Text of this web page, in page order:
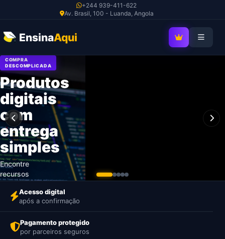
+244 939-411-622
Av. Brasil, 100 - Luanda, Angola
EnsinaAqui SEJA MEMBRO
o
conteúdo
COMPRA
DESCOMPLICADA
Produtos
digitais
com
entrega
simples
Encontre
recursos
profissionais,
pague com
segurança e
receba o
acesso após a
confirmação.
Ver
produtos
Como
funciona
Acesso digital
após a confirmação
Pagamento protegido
por parceiros seguros